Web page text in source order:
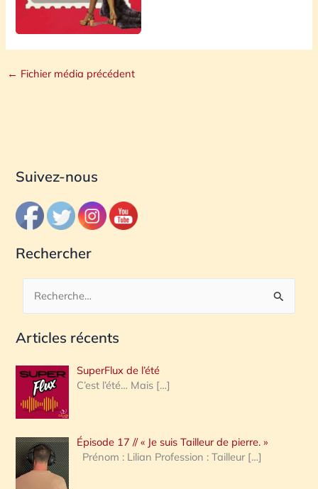
← Fichier média précédent
Suivez-nous
Rechercher
c
e
r
c
h
e
Articles récents
SuperFlux de l’été
C’est l’été… Mais […]
Épisode 17 // « Je suis Tailleur de pierre. »
Prénom : Lilian Profession : Tailleur […]